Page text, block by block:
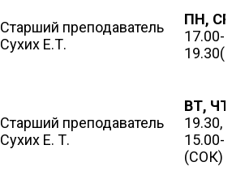
Старший преподаватель
Сухих Е.Т.
ПН,
17.00-
Старший преподаватель
Сухих Е. Т.
ВТ, ЧТ
19.30,
15.00-
(СОК)